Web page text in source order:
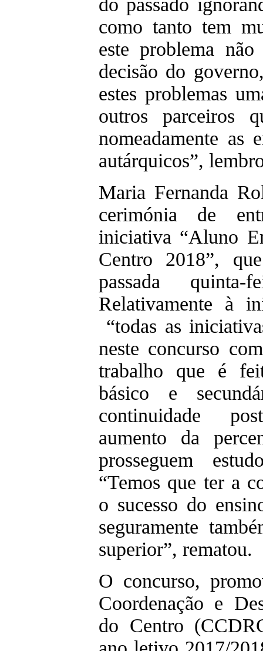
do passado
como tanto tem
este problema
decisão do
estes problemas
outros parceiros
nomeadamente as
autárquicos”,
Maria Fernanda
cerimónia de
iniciativa “Aluno
Centro 2018”,
passada
Relativamente à
“todas as
neste concurso
trabalho que é
básico e
continuidade
aumento da
prosseguem
“Temos que ter a
o sucesso do
seguramente
superior”, rematou.
O concurso,
Coordenação e
do Centro